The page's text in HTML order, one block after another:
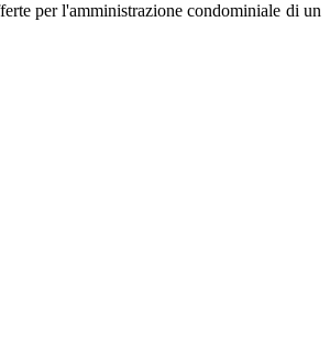
per l'amministrazione condominiale di un